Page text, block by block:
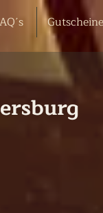
Gutscheine